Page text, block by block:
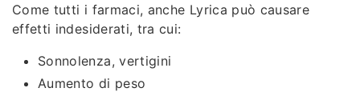
Come tutti i farmaci, anche Lyrica può causare
effetti indesiderati, tra cui:
Sonnolenza, vertigini
Aumento di peso